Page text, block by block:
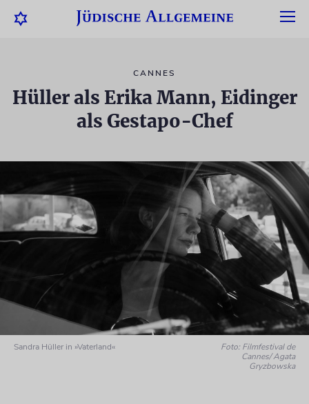
CANNES
Hüller als Erika Mann, Eidinger
als Gestapo-Chef
Sandra Hüller in »Vaterland«
Foto: Filmfestival de
Cannes/ Agata
Gryzbowska